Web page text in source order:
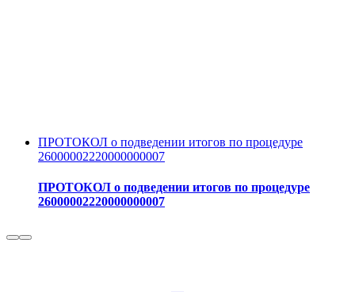
ПРОТОКОЛ о подведении итогов по процедуре
26000002220000000007
ПРОТОКОЛ о подведении итогов по процедуре
26000002220000000007